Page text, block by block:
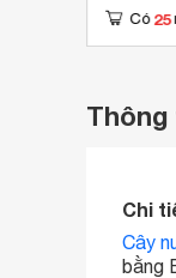
Có 25
Thông
Chi
Cây
bằng